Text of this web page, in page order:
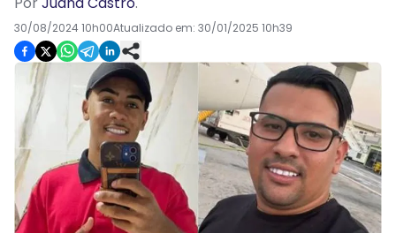
30/08/2024 10h00Atualizado em: 30/01/2025 10h39